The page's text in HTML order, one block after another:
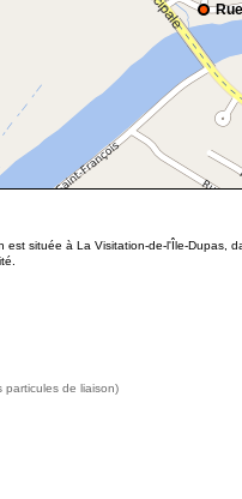
est située à La Visitation-de-l'Île-Dupas,
particules de liaison)